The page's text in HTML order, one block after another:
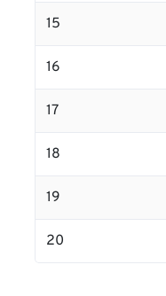
15
16
17
18
19
20